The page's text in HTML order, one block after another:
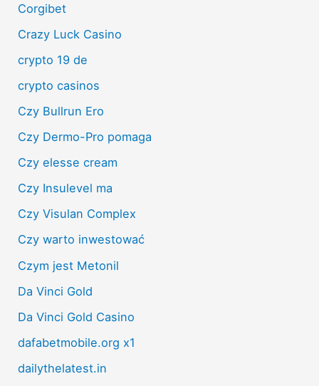
Corgibet
Crazy Luck Casino
crypto 19 de
crypto casinos
Czy Bullrun Ero
Czy Dermo-Pro pomaga
Czy elesse cream
Czy Insulevel ma
Czy Visulan Complex
Czy warto inwestować
Czym jest Metonil
Da Vinci Gold
Da Vinci Gold Casino
dafabetmobile.org x1
dailythelatest.in